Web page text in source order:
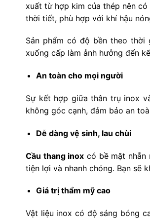
xuất từ hợp kim của thép nên
thời tiết, phù hợp với khí hậu
Sản phẩm có độ bền theo
xuống cấp làm ảnh hưởng đến
An toàn cho mọi người
Sự kết hợp giữa thân trụ inox
không góc cạnh, đảm bảo an
Dễ dàng vệ sinh, lau chùi
Cầu thang inox có bề mặt nhẵn
tiện lợi và nhanh chóng. Bạn sẽ
Giá trị thẩm mỹ cao
Vật liệu inox có độ sáng bóng